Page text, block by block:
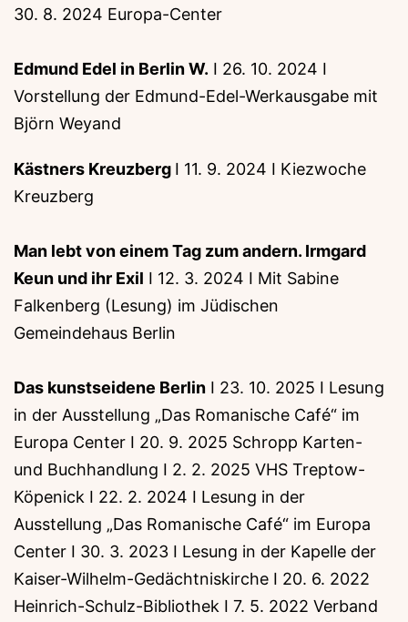
30. 8. 2024 Europa-Center
Edmund Edel in Berlin W. I 26. 10. 2024 I
Vorstellung der Edmund-Edel-Werkausgabe mit
Björn Weyand
Kästners Kreuzberg I 11. 9. 2024 I Kiezwoche
Kreuzberg
Man lebt von einem Tag zum andern. Irmgard
Keun und ihr Exil I 12. 3. 2024 I Mit Sabine
Falkenberg (Lesung) im Jüdischen
Gemeindehaus Berlin
Das kunstseidene Berlin I 23. 10. 2025 I Lesung
in der Ausstellung „Das Romanische Café“ im
Europa Center I 20. 9. 2025 Schropp Karten-
und Buchhandlung I 2. 2. 2025 VHS Treptow-
Köpenick I 22. 2. 2024 I Lesung in der
Ausstellung „Das Romanische Café“ im Europa
Center I 30. 3. 2023 I Lesung in der Kapelle der
Kaiser-Wilhelm-Gedächtniskirche I 20. 6. 2022
Heinrich-Schulz-Bibliothek I 7. 5. 2022 Verband